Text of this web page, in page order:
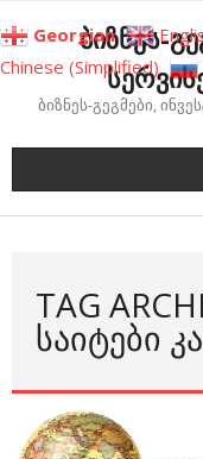
to
content
ბიზნეს-
ბიზნეს-გეგმები,
TAG
ᲡᲐᲘᲢᲔᲑᲘ
Georgian
Chinese (Simplified)